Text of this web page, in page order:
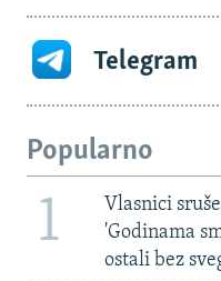
Telegram
Popularno
1
Vlasnici
'Godinama
ostali bez